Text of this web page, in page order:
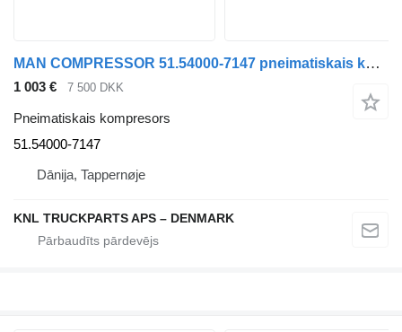
MAN COMPRESSOR 51.54000-7147 pneimatiskais kompresors paredzēts kravas automašīnas
1 003 € 7 500 DKK
Pneimatiskais kompresors
51.54000-7147
Dānija, Tappernøje
KNL TRUCKPARTS APS – DENMARK